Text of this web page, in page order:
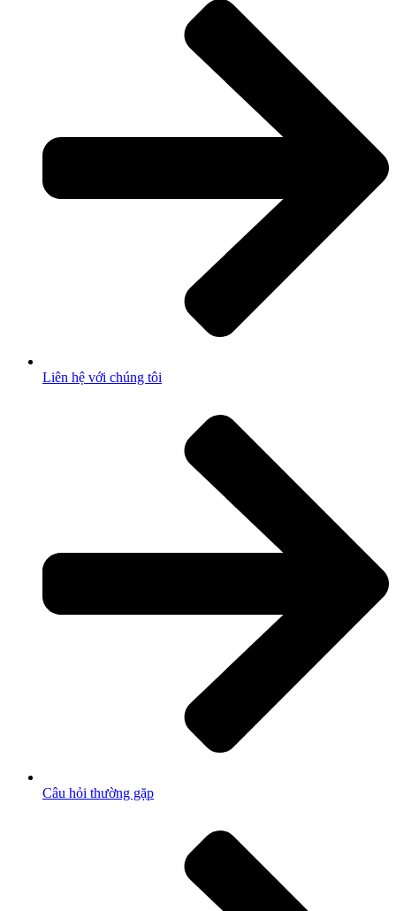
Liên hệ với chúng tôi
Câu hỏi thường gặp